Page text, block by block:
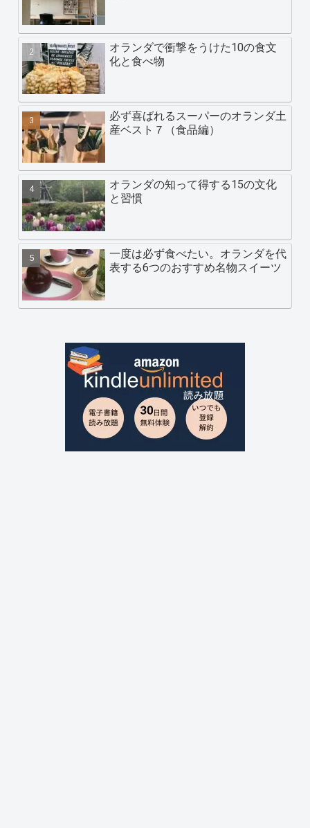
オランダで衝撃をうけた10の食文
化と食べ物
必ず喜ばれるスーパーのオランダ土
産ベスト７（食品編）
オランダの知って得する15の文化
と習慣
一度は必ず食べたい。オランダを代
表する6つのおすすめ名物スイーツ